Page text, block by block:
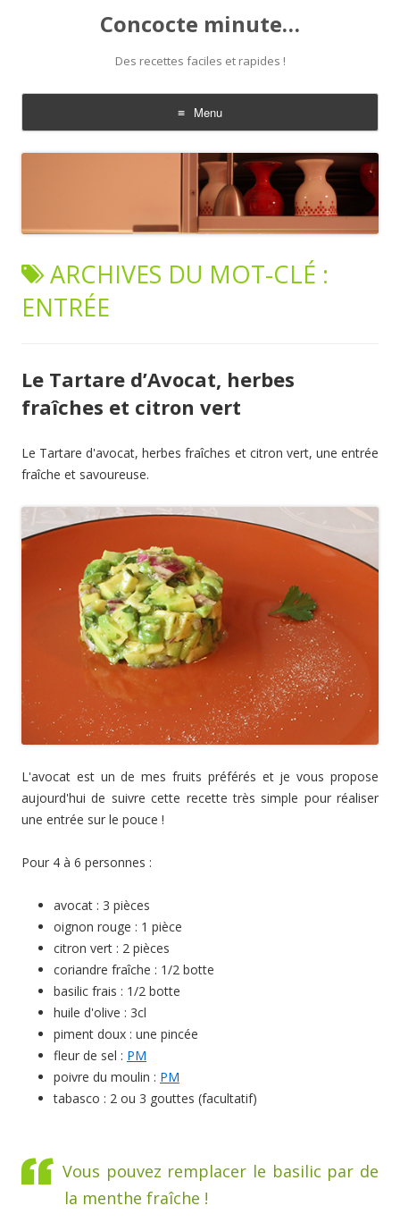
Concocte minute…
Des recettes faciles et rapides !
Menu
Aller
au
ARCHIVES DU MOT-CLÉ :
ENTRÉE
Le Tartare d’Avocat, herbes
fraîches et citron vert
Le Tartare d'avocat, herbes fraîches et citron vert, une entrée
fraîche et savoureuse.
L'avocat est un de mes fruits préférés et je vous propose
aujourd'hui de suivre cette recette très simple pour réaliser
une entrée sur le pouce !
Pour 4 à 6 personnes :
avocat : 3 pièces
oignon rouge : 1 pièce
citron vert : 2 pièces
coriandre fraîche : 1/2 botte
basilic frais : 1/2 botte
huile d'olive : 3cl
piment doux : une pincée
fleur de sel : PM
poivre du moulin : PM
tabasco : 2 ou 3 gouttes (facultatif)
Vous pouvez remplacer le basilic par de
la menthe fraîche !